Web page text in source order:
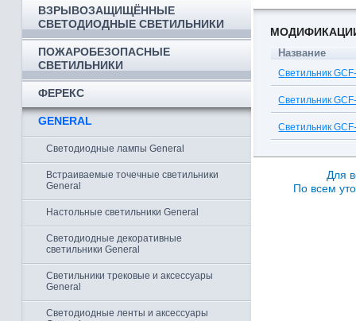
ВЗРЫВОЗАЩИЩЁННЫЕ
СВЕТОДИОДНЫЕ СВЕТИЛЬНИКИ
ПОЖАРОБЕЗОПАСНЫЕ
СВЕТИЛЬНИКИ
ФЕРЕКС
GENERAL
Светодиодные лампы General
Встраиваемые точечные светильники
General
Настольные светильники General
Светодиодные декоративные
светильники General
Светильники трековые и аксессуары
General
Светодиодные ленты и аксессуары
Название
Светильник
Светильник
Светильник
Для
По всем